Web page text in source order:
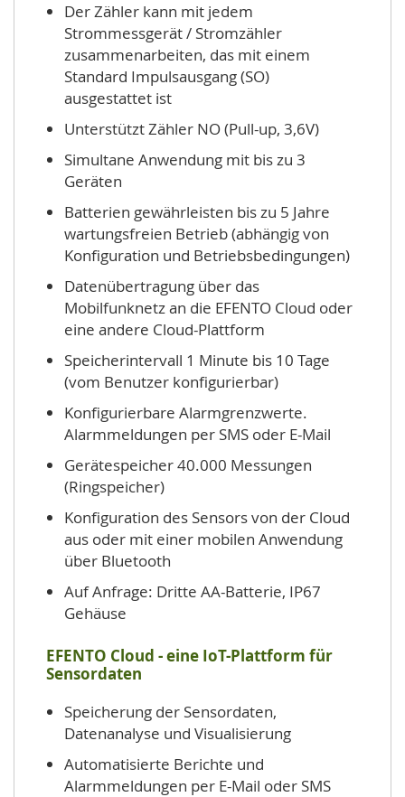
Der Zähler kann mit jedem
Strommessgerät / Stromzähler
zusammenarbeiten, das mit einem
Standard Impulsausgang (SO)
ausgestattet ist
Unterstützt Zähler NO (Pull-up, 3,6V)
Simultane Anwendung mit bis zu 3
Geräten
Batterien gewährleisten bis zu 5 Jahre
wartungsfreien Betrieb (abhängig von
Konfiguration und Betriebsbedingungen)
Datenübertragung über das
Mobilfunknetz an die EFENTO Cloud oder
eine andere Cloud-Plattform
Speicherintervall 1 Minute bis 10 Tage
(vom Benutzer konfigurierbar)
Konfigurierbare Alarmgrenzwerte.
Alarmmeldungen per SMS oder E-Mail
Gerätespeicher 40.000 Messungen
(Ringspeicher)
Konfiguration des Sensors von der Cloud
aus oder mit einer mobilen Anwendung
über Bluetooth
Auf Anfrage: Dritte AA-Batterie, IP67
Gehäuse
EFENTO Cloud - eine IoT-Plattform für
Sensordaten
Speicherung der Sensordaten,
Datenanalyse und Visualisierung
Automatisierte Berichte und
Alarmmeldungen per E-Mail oder SMS